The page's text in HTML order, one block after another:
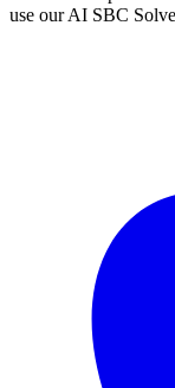
use our AI SBC